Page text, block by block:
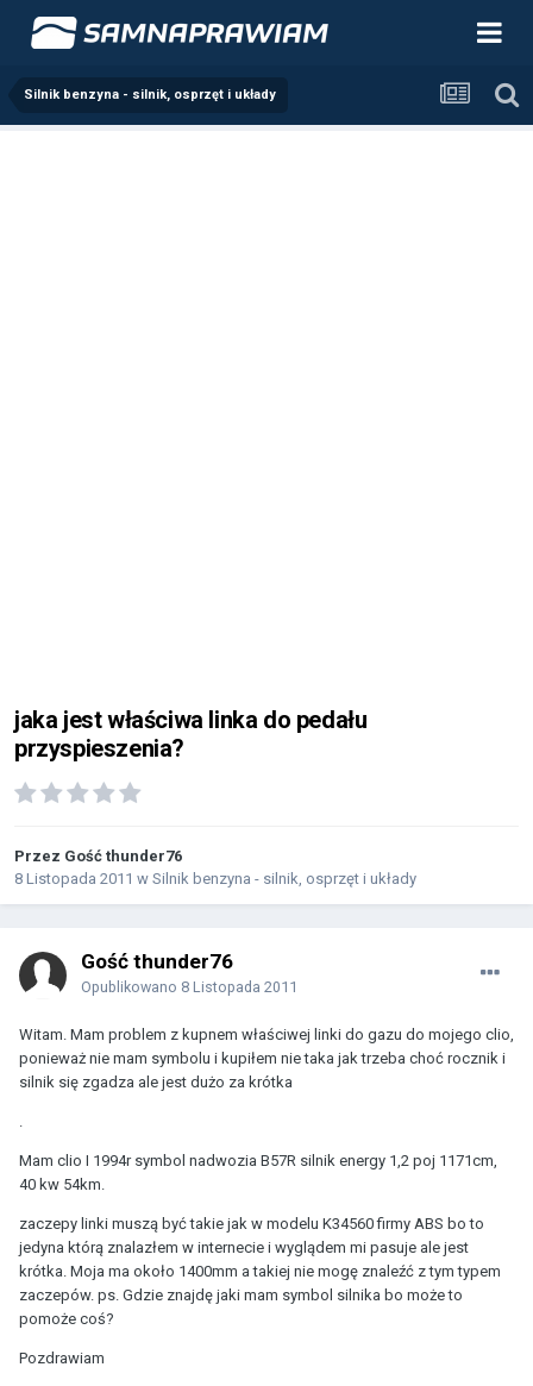
Silnik benzyna - silnik, osprzęt i układy
jaka jest właściwa linka do pedału
przyspieszenia?
Przez Gość thunder76
8 Listopada 2011 w Silnik benzyna - silnik, osprzęt i układy
Gość thunder76
Opublikowano 8 Listopada 2011
Witam. Mam problem z kupnem właściwej linki do gazu do mojego clio,
ponieważ nie mam symbolu i kupiłem nie taka jak trzeba choć rocznik i
silnik się zgadza ale jest dużo za krótka
Mam clio I 1994r symbol nadwozia B57R silnik energy 1,2 poj 1171cm,
40 kw 54km.
zaczepy linki muszą być takie jak w modelu K34560 firmy ABS bo to
jedyna którą znalazłem w internecie i wyglądem mi pasuje ale jest
krótka. Moja ma około 1400mm a takiej nie mogę znaleźć z tym typem
zaczepów. ps. Gdzie znajdę jaki mam symbol silnika bo może to
pomoże coś?
Pozdrawiam